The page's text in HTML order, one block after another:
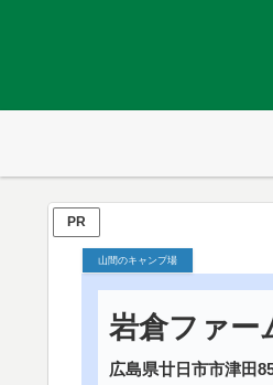
PR
山間のキャンプ場
岩倉ファー
広島県廿日市市津田